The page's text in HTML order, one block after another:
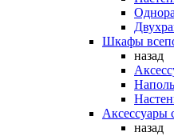
Шкафы
назад
Аксессуары
назад